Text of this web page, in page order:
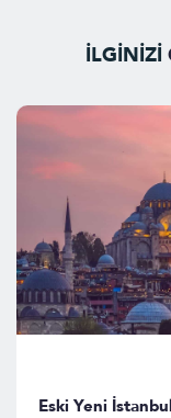
İLGİNİZİ
Eski Yeni İstanbul